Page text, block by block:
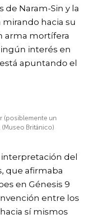
de Naram-Sin y la
mirando hacia su
arma mortífera
interés en
apuntando el
(posiblemente un
(Museo Británico)
del
que afirmaba
en Génesis 9
entre los
sí mismos